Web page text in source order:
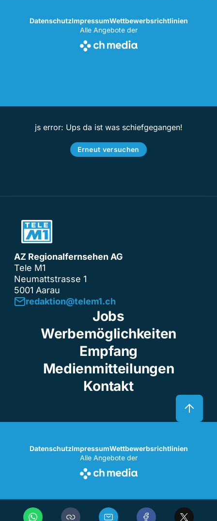
DatenschutzImpressumWettbewerbsrichtlinien
Alle Angebote der
js error: Ups da ist was schiefgegangen!
Erneut versuchen
AZ Regionalfernsehen AG
Tele M1
Neumattstrasse 1
5001 Aarau
redaktion@telem1.ch
Jobs
Werbemöglichkeiten
Empfang
Medienmitteilungen
Kontakt
DatenschutzImpressumWettbewerbsrichtlinien
Alle Angebote der